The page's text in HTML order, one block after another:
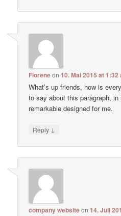
Floreneon10. Mai 2015 at 1:32
What’s up friends, how is
to say about this paragraph,
remarkable designed for me.
Reply ↓
company websiteon14. Juli